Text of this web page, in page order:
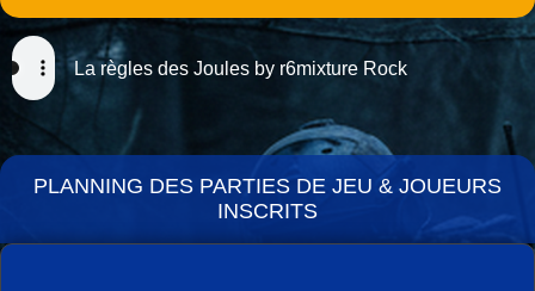
La règles des Joules by r6mixture Rock
PLANNING DES PARTIES DE JEU & JOUEURS
INSCRITS